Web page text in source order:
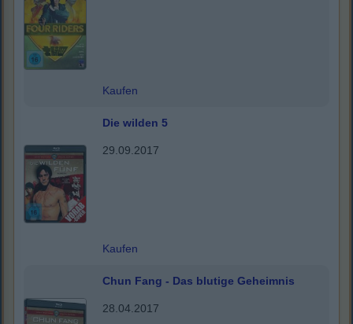
Kaufen
Die wilden 5
29.09.2017
Kaufen
Chun Fang - Das blutige Geheimnis
28.04.2017